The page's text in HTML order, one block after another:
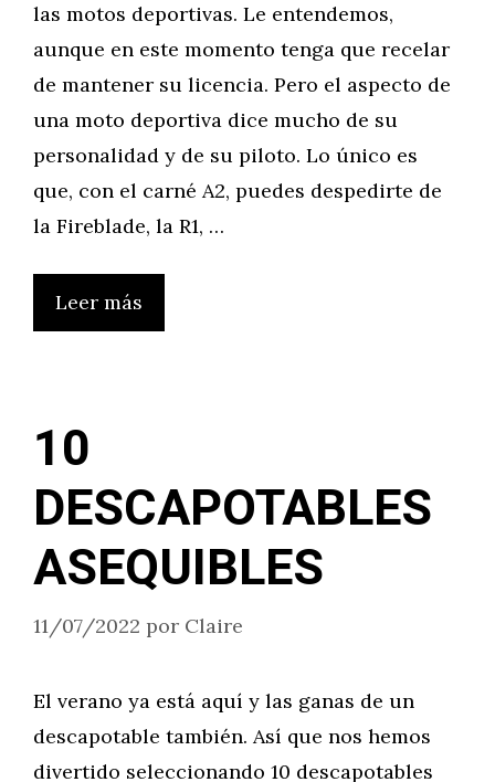
las motos deportivas. Le entendemos,
aunque en este momento tenga que recelar
de mantener su licencia. Pero el aspecto de
una moto deportiva dice mucho de su
personalidad y de su piloto. Lo único es
que, con el carné A2, puedes despedirte de
la Fireblade, la R1, …
Leer más
10
DESCAPOTABLES
ASEQUIBLES
11/07/2022 por Claire
El verano ya está aquí y las ganas de un
descapotable también. Así que nos hemos
divertido seleccionando 10 descapotables